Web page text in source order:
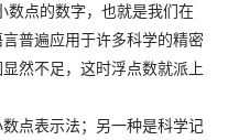
点的数字，也就是我们在
普遍应用于许多科学的精密
然不足，这时浮点数就派上
点表示法；另一种是科学记